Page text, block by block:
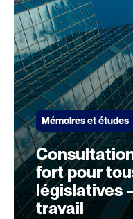
Mémoires et études
fort pour
législatives
travail